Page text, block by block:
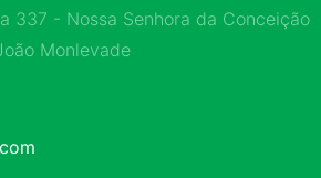
337 - Nossa Senhora da Conceição
Monlevade